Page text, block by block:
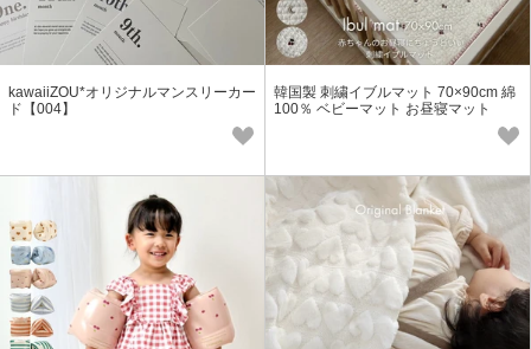
kawaiiZOU*オリジナルマンスリーカー
ド【004】
韓国製 刺繍イブルマット 70×90cm 綿
100％ ベビーマット お昼寝マット